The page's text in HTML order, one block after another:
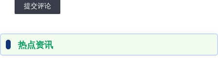
提交评论
热点资讯